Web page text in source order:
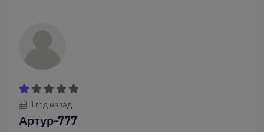
1 год назад
Артур-777